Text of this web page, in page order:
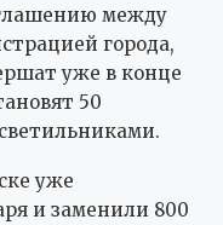
между
города,
уже в конце
50
уже
и заменили 800